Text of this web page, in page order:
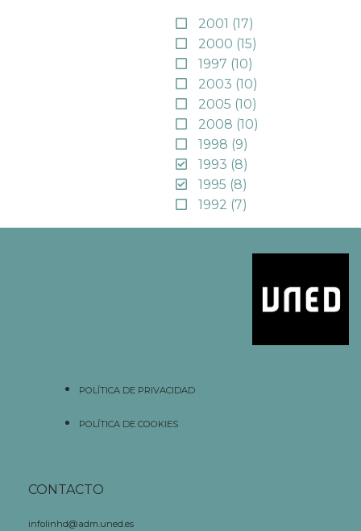
2001 (17)
2000 (15)
1997 (10)
2003 (10)
2005 (10)
2008 (10)
1998 (9)
1993 (8)
1995 (8)
1992 (7)
POLÍTICA DE PRIVACIDAD
POLÍTICA DE COOKIES
CONTACTO
infolinhd@adm.uned.es